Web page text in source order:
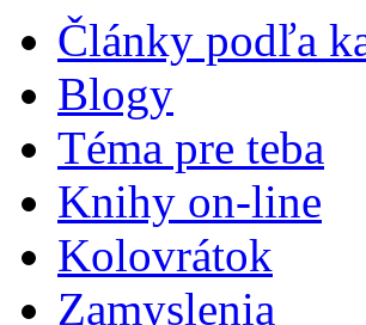
Články podľa
Blogy
Téma pre teba
Knihy on-line
Kolovrátok
Zamyslenia